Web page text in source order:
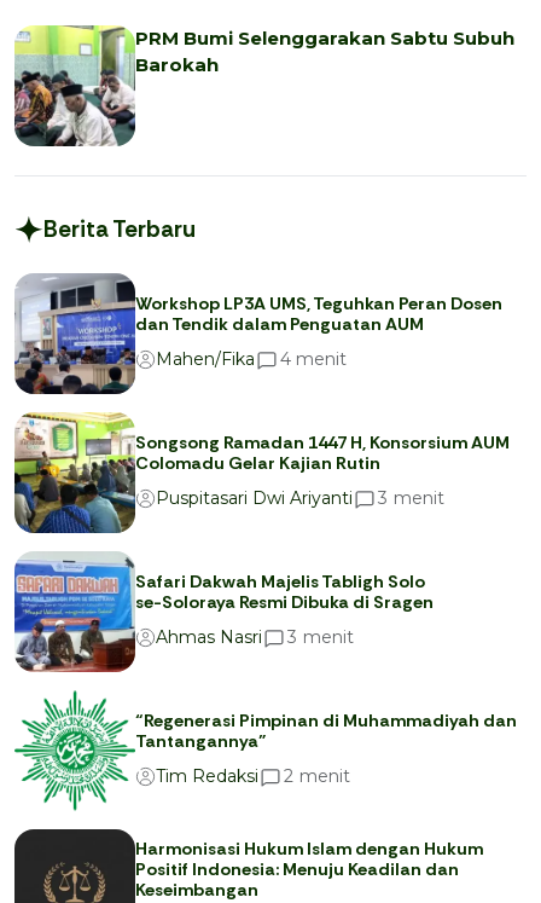
PRM Bumi Selenggarakan Sabtu Subuh
Barokah
Berita Terbaru
Workshop LP3A UMS, Teguhkan Peran Dosen
dan Tendik dalam Penguatan AUM
Mahen/Fika
4 menit
Songsong Ramadan 1447 H, Konsorsium AUM
Colomadu Gelar Kajian Rutin
Puspitasari Dwi Ariyanti
3 menit
Safari Dakwah Majelis Tabligh Solo
se-Soloraya Resmi Dibuka di Sragen
Ahmas Nasri
3 menit
“Regenerasi Pimpinan di Muhammadiyah dan
Tantangannya”
Tim Redaksi
2 menit
Harmonisasi Hukum Islam dengan Hukum
Positif Indonesia: Menuju Keadilan dan
Keseimbangan